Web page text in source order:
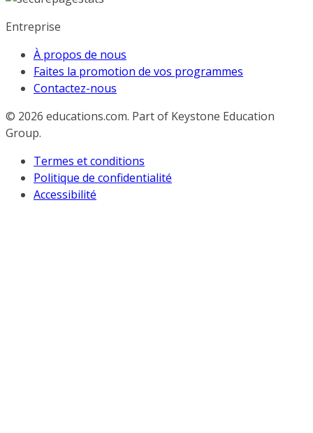
Entreprise
À propos de nous
Faites la promotion de vos programmes
Contactez-nous
© 2026 educations.com. Part of Keystone Education
Group.
Termes et conditions
Politique de confidentialité
Accessibilité